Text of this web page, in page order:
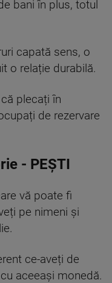
bani în plus, totul
capată sens, o
o relație durabilă.
plecați în
de rezervare
- PEȘTI
vă poate fi
pe nimeni și
ce-aveți de
aceeași monedă.